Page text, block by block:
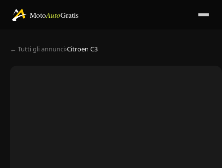
MotoAutoGratis
← Tutti gli annunci›Citroen C3